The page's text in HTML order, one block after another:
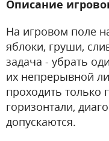
Описание
На игровом поле
яблоки, груши,
задача - убрать
их непрерывной
проходить только
горизонтали,
допускаются.